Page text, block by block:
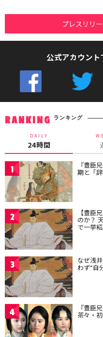
プレスリリ
公式アカウント
RANKING ランキング
DAILY
24時間
1 『豊臣
期と「
2 【豊臣
のか？
で一挙
3 なぜ浅
わず“自
4 『豊臣
茶々・